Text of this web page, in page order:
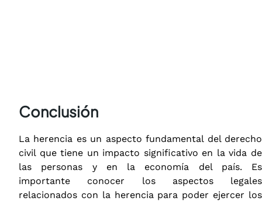
Conclusión
La herencia es un aspecto fundamental del derecho
civil que tiene un impacto significativo en la vida de
las personas y en la economía del país. Es
importante conocer los aspectos legales
relacionados con la herencia para poder ejercer los